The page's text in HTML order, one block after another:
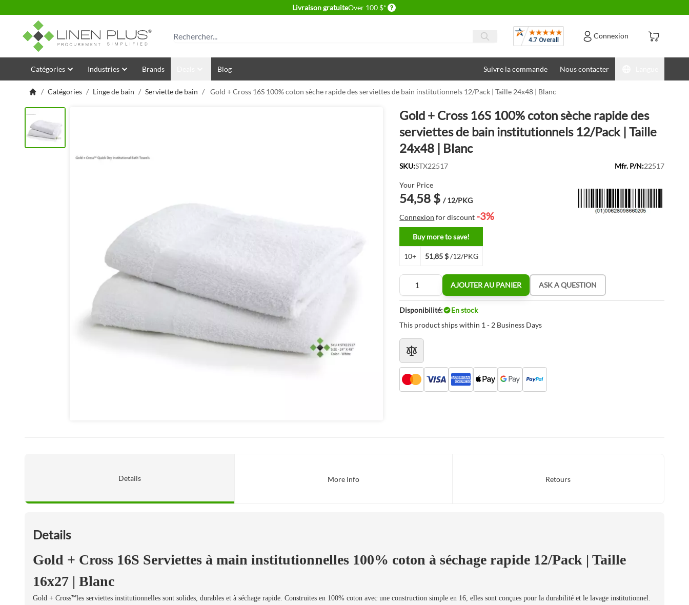
Livraison gratuiteOver 100 $* Delivery conditions
Rechercher Avis Connexion
Allez au contenu
Catégories Industries Brands Blog Suivre la commande Nous contacter
/ Catégories / Linge de bain / Serviette de bain / Gold + Cross 16S 100% coton sèche rapide des serviettes de bain institutionnels 12/Pack | Taille 24x48 | Blanc
Gold + Cross 16S 100% coton sèche rapide des
serviettes de bain institutionnels 12/Pack | Taille
24x48 | Blanc
SKU:STX22517 Mfr. P/N:22517
Your Price
54,58 $ / 12/PKG
Connexion for discount -3%
Buy more to save!
10+ 51,85 $/12/PKG
Quantité
AJOUTER AU PANIER ASK A QUESTION
Disponibilité:
En stock
This product ships within 1 - 2 Business Days
Details More Info Retours
Details
Gold + Cross 16S Serviettes à main institutionnelles 100% coton à séchage rapide 12/Pack | Taille
16x27 | Blanc
Gold + Cross™les serviettes institutionnelles sont solides, durables et à séchage rapide. Construites en 100% coton avec une construction simple en 16, elles sont conçues pour la durabilité et le lavage institutionnel.